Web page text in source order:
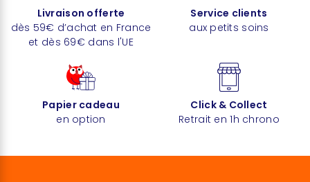
Livraison offerte
dès 59€ d’achat en France
et dès 69€ dans l'UE
Service clients
aux petits soins
Papier cadeau
en option
Click & Collect
Retrait en 1h chrono